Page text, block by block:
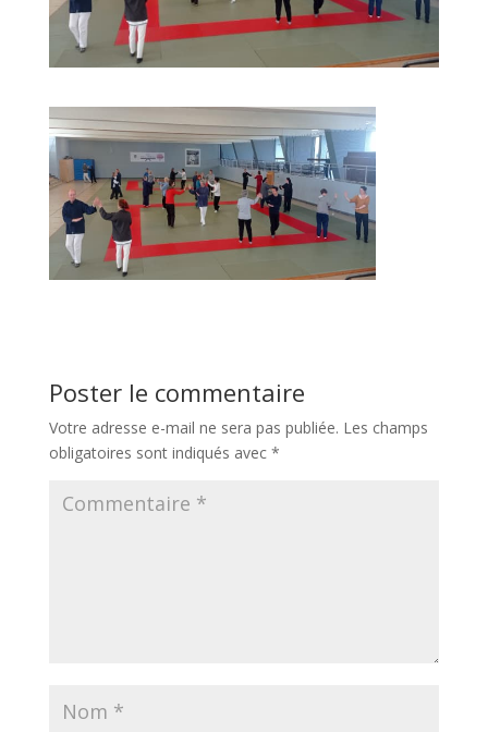
Poster le commentaire
Votre adresse e-mail ne sera pas publiée. Les champs
obligatoires sont indiqués avec *